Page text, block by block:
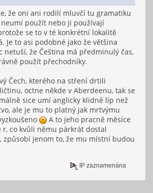
že oni ani rodilí mluvčí tu gramatiku
použít nebo ji používají
se to v té konkrétní lokalitě
Je to asi podobné jako že většina
netuší, že Čeština má předminulý čas,
použít přechodníky.
Čech, kterého na stření drtili
octne někde v Aberdeenu, tak se
sice umí anglicky klidně líp než
ale je mu to platný jak mrtvýmu
A to jeho pracně měsíce
r, co kvůli němu párkrát dostal
způsobí jenom to, že mu místní budou
IP zaznamenána